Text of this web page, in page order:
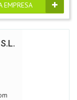
EMPRESA